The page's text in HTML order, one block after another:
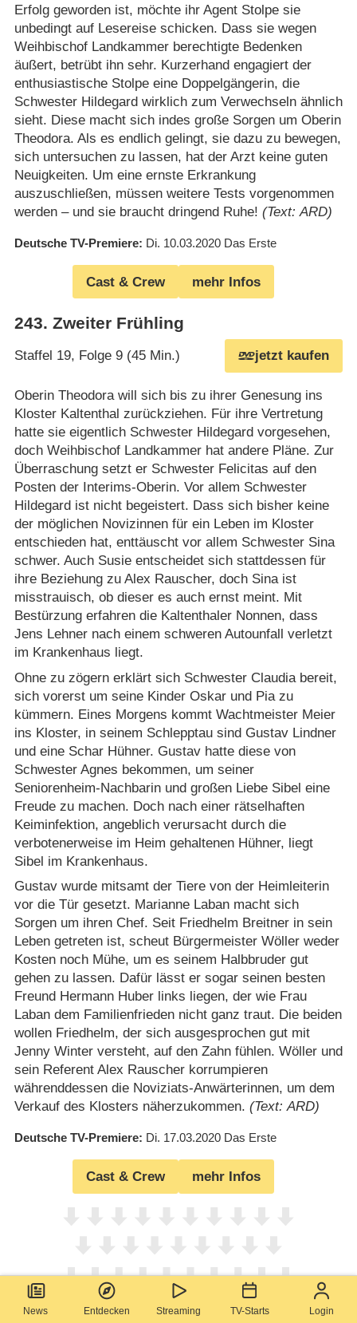
News Entdecken Streaming TV-Starts Login
Erfolg geworden ist, möchte ihr Agent Stolpe sie
unbedingt auf Lesereise schicken. Dass sie wegen
Weihbischof Landkammer berechtigte Bedenken
äußert, betrübt ihn sehr. Kurzerhand engagiert der
enthusiastische Stolpe eine Doppelgängerin, die
Schwester Hildegard wirklich zum Verwechseln ähnlich
sieht. Diese macht sich indes große Sorgen um Oberin
Theodora. Als es endlich gelingt, sie dazu zu bewegen,
sich untersuchen zu lassen, hat der Arzt keine guten
Neuigkeiten. Um eine ernste Erkrankung
auszuschließen, müssen weitere Tests vorgenommen
werden – und sie braucht dringend Ruhe! (Text: ARD)
Deutsche TV-Premiere Di. 10.03.2020 Das Erste
Cast & Crew mehr Infos
243. Zweiter Frühling
Staffel 19, Folge 9 (45 Min.) jetzt kaufen
Oberin Theodora will sich bis zu ihrer Genesung ins
Kloster Kaltenthal zurückziehen. Für ihre Vertretung
hatte sie eigentlich Schwester Hildegard vorgesehen,
doch Weihbischof Landkammer hat andere Pläne. Zur
Überraschung setzt er Schwester Felicitas auf den
Posten der Interims-Oberin. Vor allem Schwester
Hildegard ist nicht begeistert. Dass sich bisher keine
der möglichen Novizinnen für ein Leben im Kloster
entschieden hat, enttäuscht vor allem Schwester Sina
schwer. Auch Susie entscheidet sich stattdessen für
ihre Beziehung zu Alex Rauscher, doch Sina ist
misstrauisch, ob dieser es auch ernst meint. Mit
Bestürzung erfahren die Kaltenthaler Nonnen, dass
Jens Lehner nach einem schweren Autounfall verletzt
im Krankenhaus liegt.
Ohne zu zögern erklärt sich Schwester Claudia bereit,
sich vorerst um seine Kinder Oskar und Pia zu
kümmern. Eines Morgens kommt Wachtmeister Meier
ins Kloster, in seinem Schlepptau sind Gustav Lindner
und eine Schar Hühner. Gustav hatte diese von
Schwester Agnes bekommen, um seiner
Seniorenheim-Nachbarin und großen Liebe Sibel eine
Freude zu machen. Doch nach einer rätselhaften
Keiminfektion, angeblich verursacht durch die
verbotenerweise im Heim gehaltenen Hühner, liegt
Sibel im Krankenhaus.
Gustav wurde mitsamt der Tiere von der Heimleiterin
vor die Tür gesetzt. Marianne Laban macht sich
Sorgen um ihren Chef. Seit Friedhelm Breitner in sein
Leben getreten ist, scheut Bürgermeister Wöller weder
Kosten noch Mühe, um es seinem Halbbruder gut
gehen zu lassen. Dafür lässt er sogar seinen besten
Freund Hermann Huber links liegen, der wie Frau
Laban dem Familienfrieden nicht ganz traut. Die beiden
wollen Friedhelm, der sich ausgesprochen gut mit
Jenny Winter versteht, auf den Zahn fühlen. Wöller und
sein Referent Alex Rauscher korrumpieren
währenddessen die Noviziats-Anwärterinnen, um dem
Verkauf des Klosters näherzukommen. (Text: ARD)
Deutsche TV-Premiere Di. 17.03.2020 Das Erste
Cast & Crew mehr Infos